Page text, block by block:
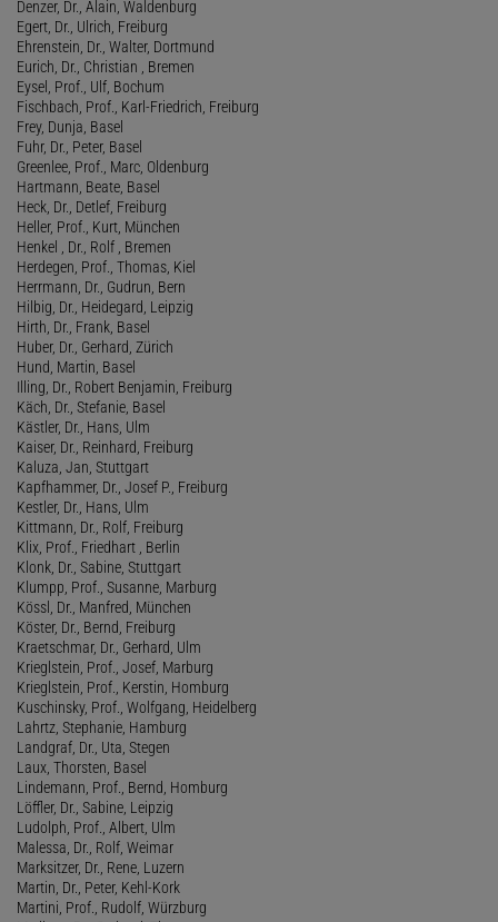
Denzer, Dr., Alain, Waldenburg
Egert, Dr., Ulrich, Freiburg
Ehrenstein, Dr., Walter, Dortmund
Eurich, Dr., Christian , Bremen
Eysel, Prof., Ulf, Bochum
Fischbach, Prof., Karl-Friedrich, Freiburg
Frey, Dunja, Basel
Fuhr, Dr., Peter, Basel
Greenlee, Prof., Marc, Oldenburg
Hartmann, Beate, Basel
Heck, Dr., Detlef, Freiburg
Heller, Prof., Kurt, München
Henkel , Dr., Rolf , Bremen
Herdegen, Prof., Thomas, Kiel
Herrmann, Dr., Gudrun, Bern
Hilbig, Dr., Heidegard, Leipzig
Hirth, Dr., Frank, Basel
Huber, Dr., Gerhard, Zürich
Hund, Martin, Basel
Illing, Dr., Robert Benjamin, Freiburg
Käch, Dr., Stefanie, Basel
Kästler, Dr., Hans, Ulm
Kaiser, Dr., Reinhard, Freiburg
Kaluza, Jan, Stuttgart
Kapfhammer, Dr., Josef P., Freiburg
Kestler, Dr., Hans, Ulm
Kittmann, Dr., Rolf, Freiburg
Klix, Prof., Friedhart , Berlin
Klonk, Dr., Sabine, Stuttgart
Klumpp, Prof., Susanne, Marburg
Kössl, Dr., Manfred, München
Köster, Dr., Bernd, Freiburg
Kraetschmar, Dr., Gerhard, Ulm
Krieglstein, Prof., Josef, Marburg
Krieglstein, Prof., Kerstin, Homburg
Kuschinsky, Prof., Wolfgang, Heidelberg
Lahrtz, Stephanie, Hamburg
Landgraf, Dr., Uta, Stegen
Laux, Thorsten, Basel
Lindemann, Prof., Bernd, Homburg
Löffler, Dr., Sabine, Leipzig
Ludolph, Prof., Albert, Ulm
Malessa, Dr., Rolf, Weimar
Marksitzer, Dr., Rene, Luzern
Martin, Dr., Peter, Kehl-Kork
Martini, Prof., Rudolf, Würzburg